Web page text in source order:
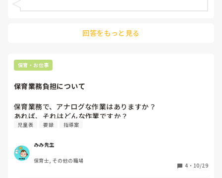
回答をもっと見る
保育・お仕事
保育業務負担について
保育業務で、アナログな作業はありますか？
あれば、それはどんな作業ですか？
児童表 要録 指導案
みみ先生
保育士, その他の職場
4 ・ 10/29